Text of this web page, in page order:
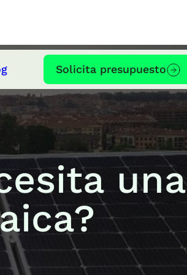
Solicita presupuesto
una